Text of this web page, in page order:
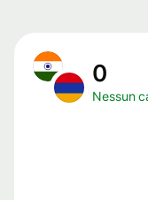
0
Nessun